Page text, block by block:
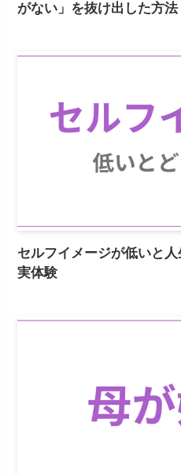
がない」を抜け出した方法
セルフイメージが低いと
実体験